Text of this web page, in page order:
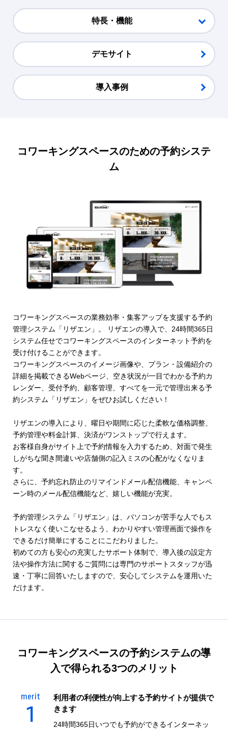
特長・機能
デモサイト
導入事例
コワーキングスペースのための予約システ
ム
コワーキングスペースの業務効率・集客アップを支援する予約
管理システム「リザエン」。 リザエンの導入で、24時間365日
システム任せでコワーキングスペースのインターネット予約を
受け付けることができます。
コワーキングスペースのイメージ画像や、プラン・設備紹介の
詳細を掲載できるWebページ、空き状況が一目でわかる予約カ
レンダー、受付予約、顧客管理、すべてを一元で管理出来る予
約システム「リザエン」をぜひお試しください！
リザエンの導入により、曜日や期間に応じた柔軟な価格調整、
予約管理や料金計算、決済がワンストップで行えます。
お客様自身がサイト上で予約情報を入力するため、対面で発生
しがちな聞き間違いや店舗側の記入ミスの心配がなくなりま
す。
さらに、予約忘れ防止のリマインドメール配信機能、キャンペ
ーン時のメール配信機能など、嬉しい機能が充実。
予約管理システム「リザエン」は、パソコンが苦手な人でもス
トレスなく使いこなせるよう、わかりやすい管理画面で操作を
できるだけ簡単にすることにこだわりました。
初めての方も安心の充実したサポート体制で、導入後の設定方
法や操作方法に関するご質問には専門のサポートスタッフが迅
速・丁寧に回答いたしますので、安心してシステムを運用いた
だけます。
コワーキングスペースの予約システムの導
入で得られる3つのメリット
merit
1
利用者の利便性が向上する予約サイトが提供で
きます
24時間365日いつでも予約ができるインターネッ